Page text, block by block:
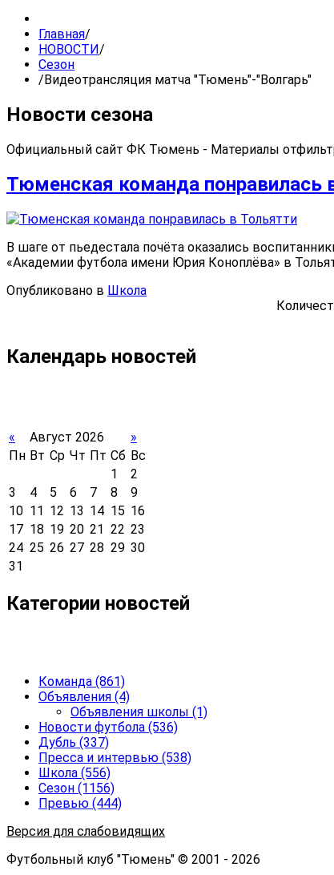
Главная/
НОВОСТИ/
Сезон
/ Видеотрансляция матча "Тюмень"-"Волгарь"
Новости сезона
Официальный сайт ФК Тюмень - Материалы
Тюменская команда понравилась
В шаге от пьедестала почёта оказались
«Академии футбола имени Юрия Коноплёва» в
Опубликовано в Школа
Календарь новостей
« Август 2026
»
Пн Вт Ср Чт Пт Сб Вс
1
2
3
4 5 6 7 8
9
10 11 12 13 14 15 16
17 18 19 20 21 22 23
24 25 26 27 28 29 30
31
Категории новостей
Команда (861)
Объявления (4)
Объявления школы (1)
Новости футбола (536)
Дубль (337)
Пресса и интервью (538)
Школа (556)
Сезон (1156)
Превью (444)
Версия для слабовидящих
Футбольный клуб "Тюмень" © 2001 - 2026